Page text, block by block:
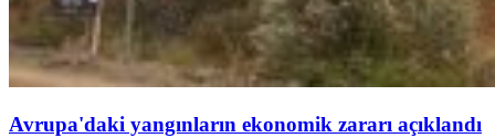
Avrupa'daki yangınların ekonomik zararı açıklandı